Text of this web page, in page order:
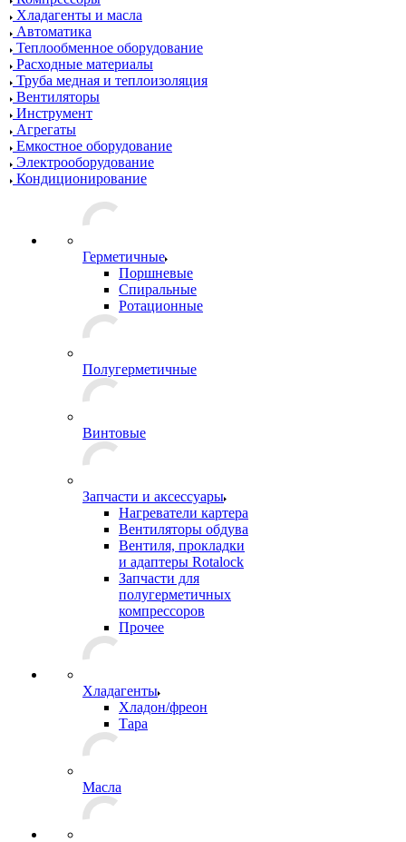
Хладагенты и масла
Автоматика
Теплообменное оборудование
Расходные материалы
Труба медная и теплоизоляция
Вентиляторы
Инструмент
Агрегаты
Емкостное оборудование
Электрооборудование
Кондиционирование
Герметичные
Поршневые
Спиральные
Ротационные
Полугерметичные
Винтовые
Запчасти и аксессуары
Нагреватели картера
Вентиляторы обдува
Вентиля, прокладки
и адаптеры Rotalock
Запчасти для
полугерметичных
компрессоров
Прочее
Хладагенты
Хладон/фреон
Тара
Масла